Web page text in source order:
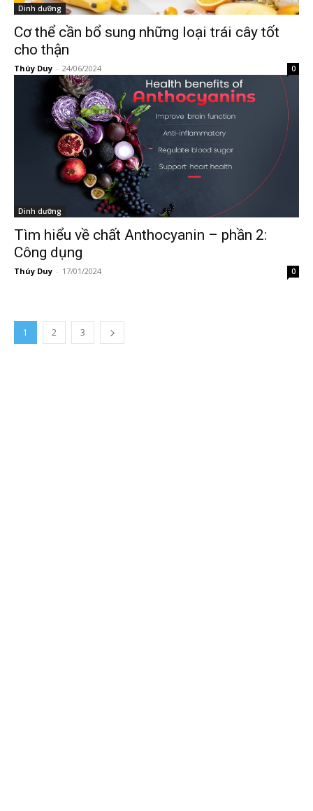
Dinh dưỡng
Cơ thể cần bổ sung những loại trái cây tốt
cho thận
Thúy Duy - 24/06/2024 0
Dinh dưỡng
Tìm hiểu về chất Anthocyanin – phần 2:
Công dụng
Thúy Duy - 17/01/2024 0
1 2 3